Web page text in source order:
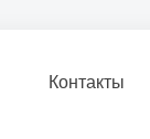
Контакты